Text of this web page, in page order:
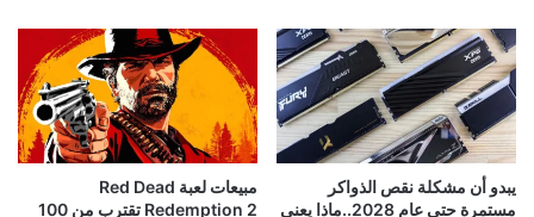
يبدو أن مشكلة نقص الذواكر
مستمرة حتى عام 2028..ماذا يعني
مبيعات لعبة Red Dead
Redemption 2 تقترب من 100